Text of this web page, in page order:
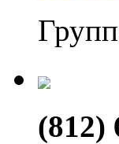
(812)